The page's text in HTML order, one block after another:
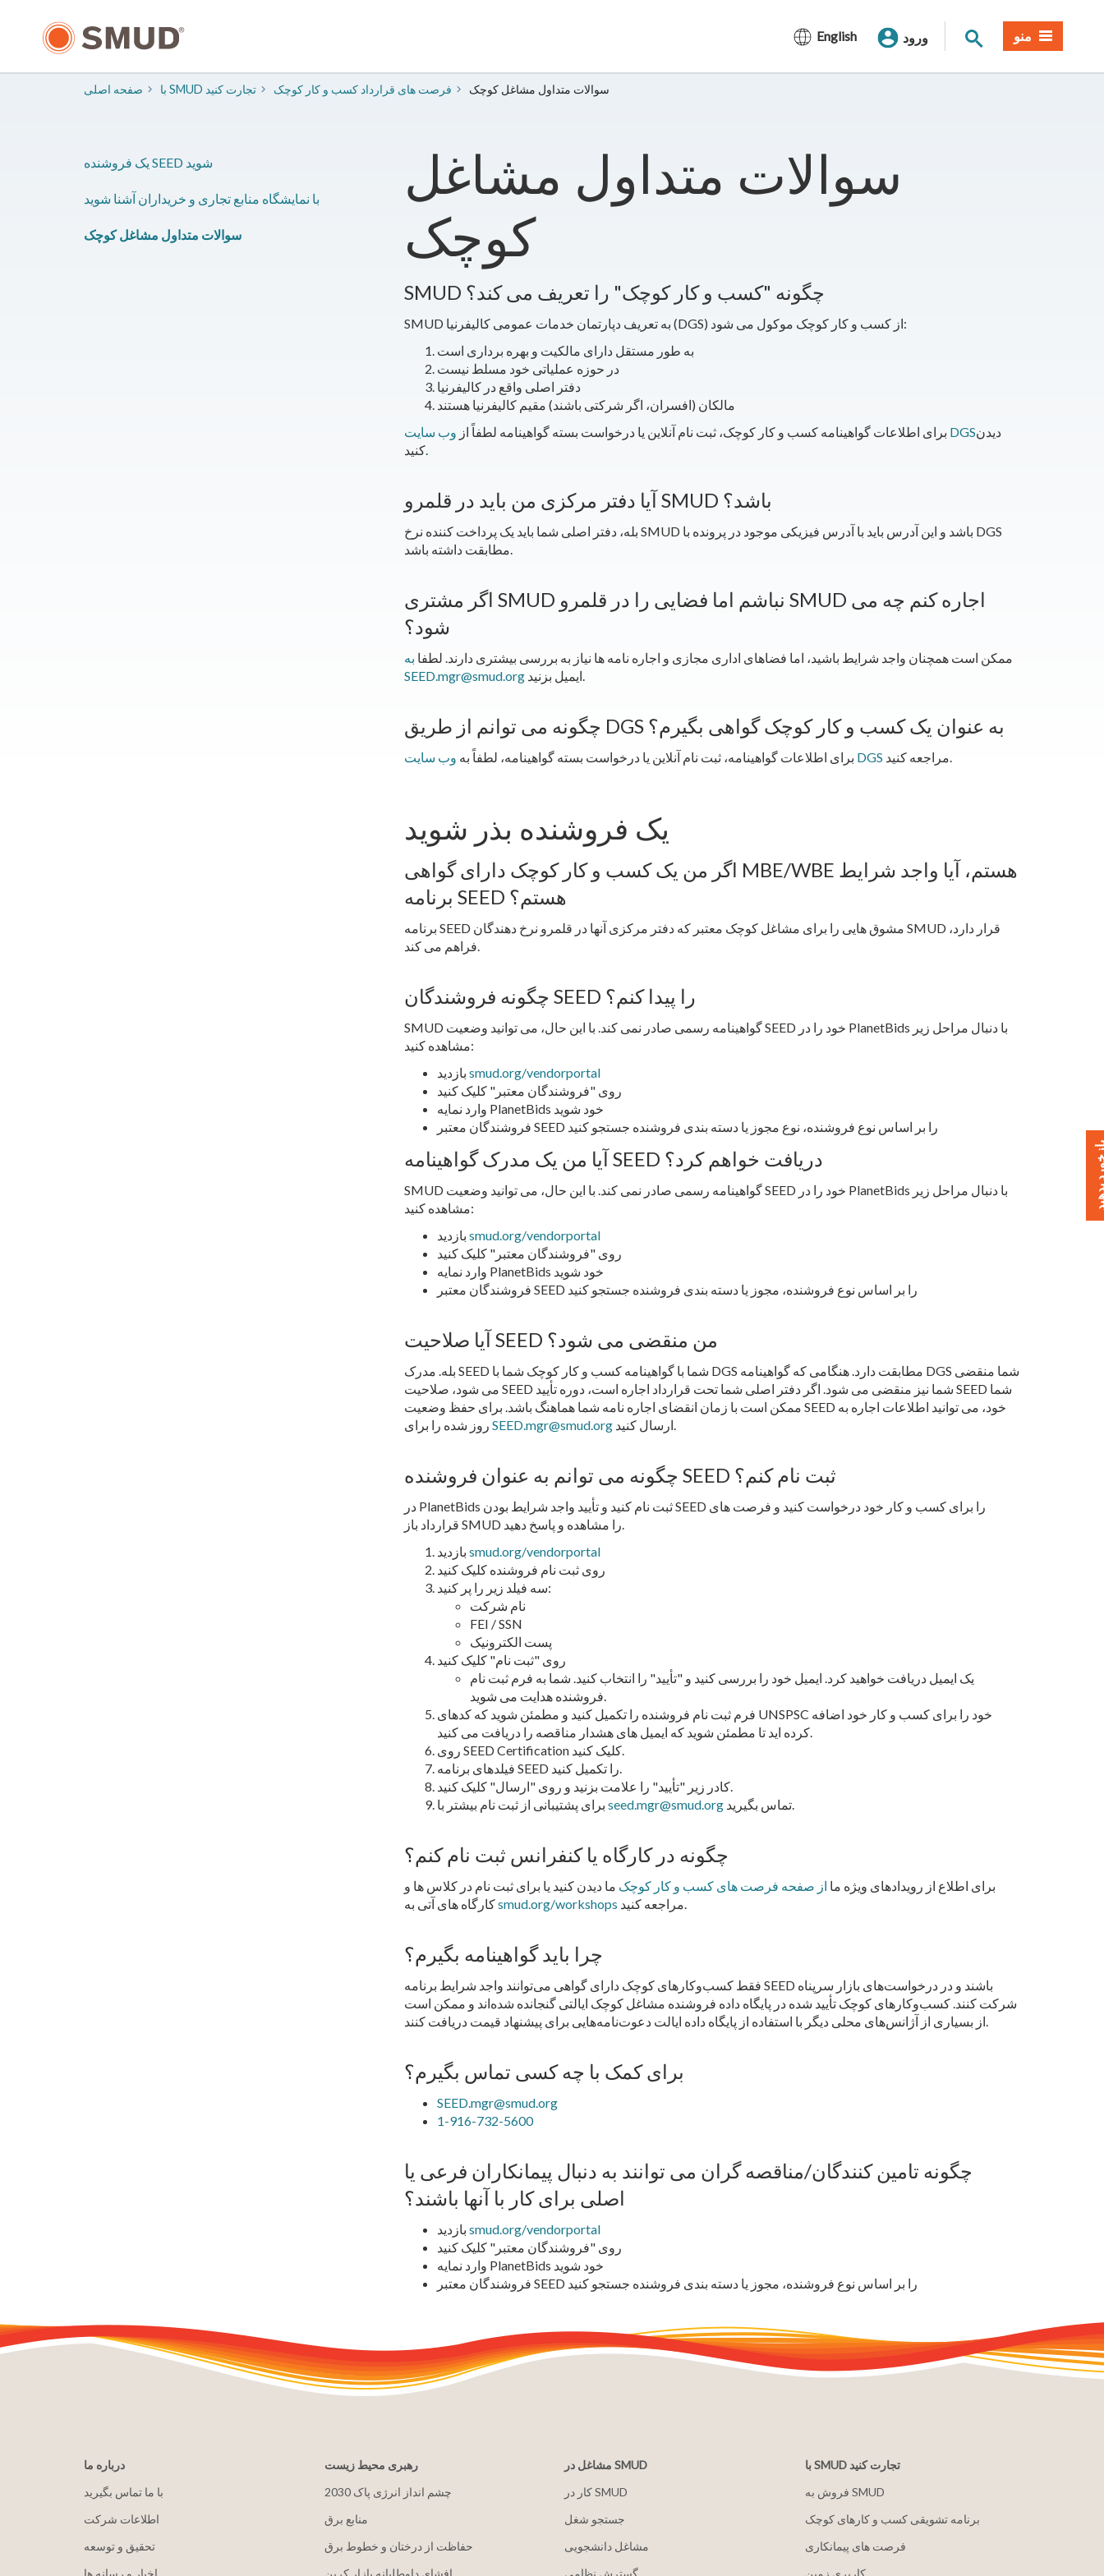
English ورود جستجوی سایت
منو
صفحه اصلی با SMUD تجارت کنید فرصت های قرارداد کسب و کار کوچک سوالات متداول مشاغل کوچک
سوالات متداول مشاغل
کوچک
SMUD چگونه "کسب و کار کوچک" را تعریف می کند؟
SMUD به تعریف دپارتمان خدمات عمومی کالیفرنیا (DGS) از کسب و کار کوچک موکول می شود:
به طور مستقل دارای مالکیت و بهره برداری است
در حوزه عملیاتی خود مسلط نیست
دفتر اصلی واقع در کالیفرنیا
مالکان (افسران، اگر شرکتی باشند) مقیم کالیفرنیا هستند
برای اطلاعات گواهینامه کسب و کار کوچک، ثبت نام آنلاین یا درخواست بسته گواهینامه لطفاً از وب سایت DGSدیدن
کنید.
آیا دفتر مرکزی من باید در قلمرو SMUD باشد؟
بله، دفتر اصلی شما باید یک پرداخت کننده نرخ SMUD باشد و این آدرس باید با آدرس فیزیکی موجود در پرونده با DGS
مطابقت داشته باشد.
اگر مشتری SMUD نباشم اما فضایی را در قلمرو SMUD اجاره کنم چه می
شود؟
ممکن است همچنان واجد شرایط باشید، اما فضاهای اداری مجازی و اجاره نامه ها نیاز به بررسی بیشتری دارند. لطفا به
SEED.mgr@smud.org
ایمیل بزنید.
چگونه می توانم از طریق DGS به عنوان یک کسب و کار کوچک گواهی بگیرم؟
برای اطلاعات گواهینامه، ثبت نام آنلاین یا درخواست بسته گواهینامه، لطفاً به وب سایت DGS مراجعه کنید.
یک فروشنده بذر شوید
اگر من یک کسب و کار کوچک دارای گواهی MBE/WBE هستم، آیا واجد شرایط
برنامه SEED هستم؟
برنامه SEED مشوق هایی را برای مشاغل کوچک معتبر که دفتر مرکزی آنها در قلمرو نرخ دهندگان SMUD قرار دارد،
فراهم می کند.
چگونه فروشندگان SEED را پیدا کنم؟
SMUD گواهینامه رسمی صادر نمی کند. با این حال، می توانید وضعیت SEED خود را در PlanetBids با دنبال مراحل زیر
مشاهده کنید:
smud.org/vendorportal
روی "فروشندگان معتبر" کلیک کنید
وارد نمایه PlanetBids خود شوید
آیا من یک مدرک گواهینامه SEED دریافت خواهم کرد؟
SMUD گواهینامه رسمی صادر نمی کند. با این حال، می توانید وضعیت SEED خود را در PlanetBids با دنبال مراحل زیر
مشاهده کنید:
smud.org/vendorportal
وارد نمایه PlanetBids خود شوید
فروشندگان معتبر SEED را بر اساس نوع فروشنده، مجوز یا دسته بندی فروشنده جستجو کنید
آیا صلاحیت SEED من منقضی می شود؟
بله. مدرک SEED شما با گواهینامه کسب و کار کوچک شما با DGS مطابقت دارد. هنگامی که گواهینامه DGS شما منقضی
می شود، صلاحیت SEED شما نیز منقضی می شود. اگر دفتر اصلی شما تحت قرارداد اجاره است، دوره تأیید SEED شما
ممکن است با زمان انقضای اجاره نامه شما هماهنگ باشد. برای حفظ وضعیت SEED خود، می توانید اطلاعات اجاره به
SEED.mgr@smud.org ارسال کنید.
چگونه می توانم به عنوان فروشنده SEED ثبت نام کنم؟
در PlanetBids ثبت نام کنید و تأیید واجد شرایط بودن SEED را برای کسب و کار خود درخواست کنید و فرصت های
قرارداد باز SMUD را مشاهده و پاسخ دهید.
smud.org/vendorportal
سه فیلد زیر را پر کنید:
FEI / SSN
روی "ثبت نام" کلیک کنید
یک ایمیل دریافت خواهید کرد. ایمیل خود را بررسی کنید و "تأیید" را انتخاب کنید. شما به فرم ثبت نام
فروشنده هدایت می شوید.
فرم ثبت نام فروشنده را تکمیل کنید و مطمئن شوید که کدهای UNSPSC خود را برای کسب و کار خود اضافه
کرده اید تا مطمئن شوید که ایمیل های هشدار مناقصه را دریافت می کنید.
روی SEED Certification کلیک کنید.
فیلدهای برنامه SEED را تکمیل کنید.
کادر زیر "تأیید" را علامت بزنید و روی "ارسال" کلیک کنید.
seed.mgr@smud.org تماس بگیرید.
چگونه در کارگاه یا کنفرانس ثبت نام کنم؟
برای اطلاع از رویدادهای ویژه ما از صفحه فرصت های کسب و کار کوچک ما دیدن کنید یا برای ثبت نام در کلاس ها و
smud.org/workshops مراجعه کنید.
چرا باید گواهینامه بگیرم؟
فقط کسب‌وکارهای کوچک دارای گواهی می‌توانند واجد شرایط برنامه SEED باشند و در درخواست‌های بازار سرپناه
شرکت کنند. کسب‌وکارهای کوچک تأیید شده در پایگاه داده فروشنده مشاغل کوچک ایالتی گنجانده شده‌اند و ممکن است
از بسیاری از آژانس‌های محلی دیگر با استفاده از پایگاه داده ایالت دعوت‌نامه‌هایی برای پیشنهاد قیمت دریافت کنند.
برای کمک با چه کسی تماس بگیرم؟
SEED.mgr@smud.org
1-916-732-5600
چگونه تامین کنندگان/مناقصه گران می توانند به دنبال پیمانکاران فرعی یا
اصلی برای کار با آنها باشند؟
smud.org/vendorportal
وارد نمایه PlanetBids خود شوید
فروشندگان معتبر SEED را بر اساس نوع فروشنده، مجوز یا دسته بندی فروشنده جستجو کنید
یک فروشنده SEED شوید
با نمایشگاه منابع تجاری و خریداران آشنا شوید
سوالات متداول مشاغل کوچک
درباره ما
با ما تماس بگیرید
اطلاعات شرکت
تحقیق و توسعه
اخبار و رسانه ها
رهبری محیط زیست
2030 چشم انداز انرژی پاک
منابع برق
حفاظت از درختان و خطوط برق
افشای داوطلبانه بازار کربن
مشاغل در SMUD
کار در SMUD
جستجو شغل
مشاغل دانشجویی
گسترش نظامی
با SMUD تجارت کنید
فروش به SMUD
برنامه تشویقی کسب و کارهای کوچک
فرصت های پیمانکاری
کاربری زمین